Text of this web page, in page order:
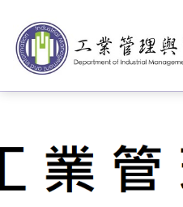
:::